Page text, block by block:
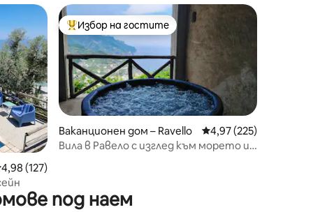
оценка: 4,98 от 5, 127 отзива
4,98 (127)
Най-популярен избор на гостите
Избор на гостите
Ваканционен дом – Ravello Средна оценка: 4,97
4,97 (225)
Вила в Равело с изглед към морето и
под наем